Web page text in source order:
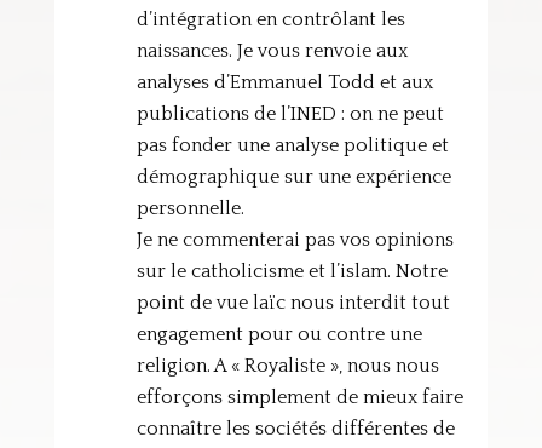
d’intégration en contrôlant les
naissances. Je vous renvoie aux
analyses d’Emmanuel Todd et aux
publications de l’INED : on ne peut
pas fonder une analyse politique et
démographique sur une expérience
personnelle.
Je ne commenterai pas vos opinions
sur le catholicisme et l’islam. Notre
point de vue laïc nous interdit tout
engagement pour ou contre une
religion. A « Royaliste », nous nous
efforçons simplement de mieux faire
connaître les sociétés différentes de